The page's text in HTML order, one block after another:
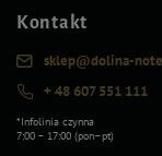
Kontakt
sklep@dolina-
+ 48 607 551 111
*Infolinia czynna
7:00 – 17:00 (pon–pt)